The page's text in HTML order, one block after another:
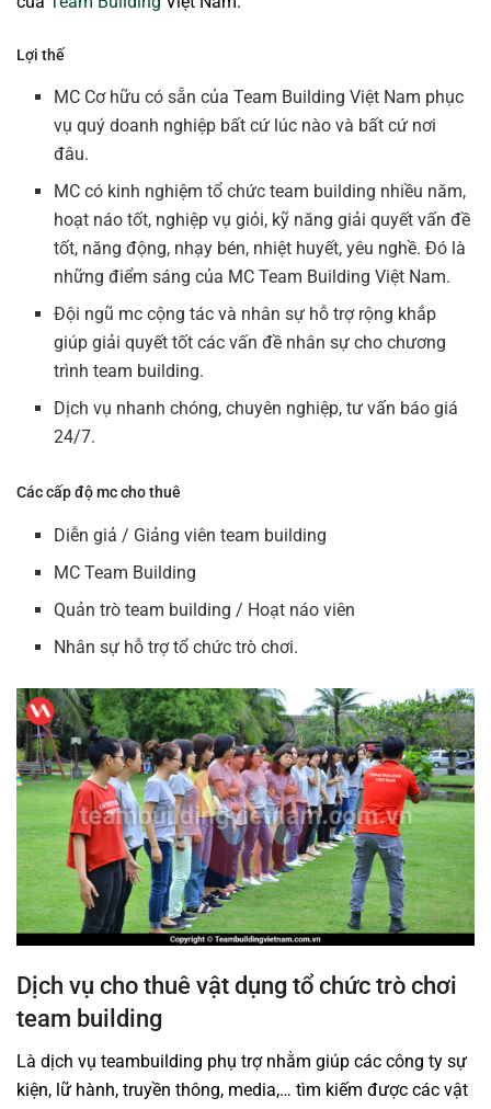
Lợi thế
MC Cơ hữu có sẵn của Team Building Việt Nam phục
vụ quý doanh nghiệp bất cứ lúc nào và bất cứ nơi
đâu.
MC có kinh nghiệm tổ chức team building nhiều năm,
hoạt náo tốt, nghiệp vụ giỏi, kỹ năng giải quyết vấn đề
tốt, năng động, nhạy bén, nhiệt huyết, yêu nghề. Đó là
những điểm sáng của MC Team Building Việt Nam.
Đội ngũ mc cộng tác và nhân sự hỗ trợ rộng khắp
giúp giải quyết tốt các vấn đề nhân sự cho chương
trình team building.
Dịch vụ nhanh chóng, chuyên nghiệp, tư vấn báo giá
24/7.
Các cấp độ mc cho thuê
Diễn giả / Giảng viên team building
MC Team Building
Quản trò team building / Hoạt náo viên
Nhân sự hỗ trợ tổ chức trò chơi.
Dịch vụ cho thuê vật dụng tổ chức trò chơi
team building
Là dịch vụ teambuilding phụ trợ nhằm giúp các công ty sự
kiện, lữ hành, truyền thông, media,… tìm kiếm được các vật